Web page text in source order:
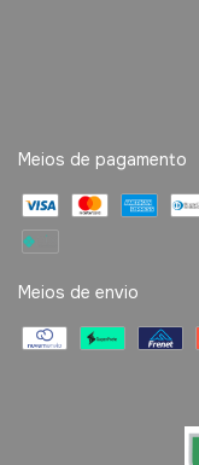
Meios de pagamento
Meios de envio